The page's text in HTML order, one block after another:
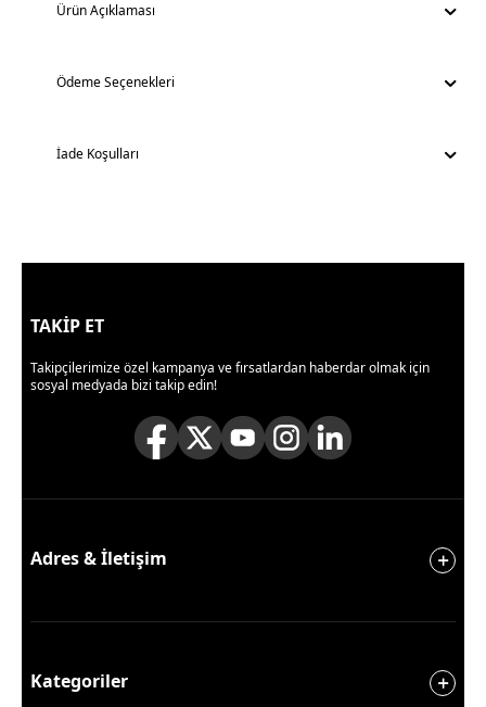
Ürün Açıklaması
Ödeme Seçenekleri
İade Koşulları
TAKİP ET
Takipçilerimize özel kampanya ve fırsatlardan haberdar olmak için
sosyal medyada bizi takip edin!
Adres & İletişim
Kategoriler